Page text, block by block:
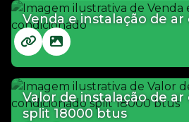
Venda e instalação de
Valor de instalação de
split 18000 btus